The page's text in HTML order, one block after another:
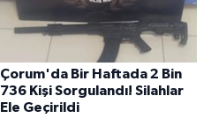
Çorum'da Bir Haftada 2 Bin
736 Kişi Sorgulandı! Silahlar
Ele Geçirildi